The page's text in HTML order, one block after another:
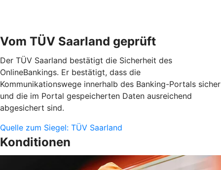
Vom TÜV Saarland geprüft
Der TÜV Saarland bestätigt die Sicherheit des
OnlineBankings. Er bestätigt, dass die
Kommunikationswege innerhalb des Banking-Portals sicher
und die im Portal gespeicherten Daten ausreichend
abgesichert sind.
Quelle zum Siegel: TÜV Saarland
Konditionen